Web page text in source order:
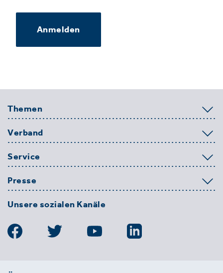
Anmelden
Themen
Verband
Service
Presse
Unsere sozialen Kanäle